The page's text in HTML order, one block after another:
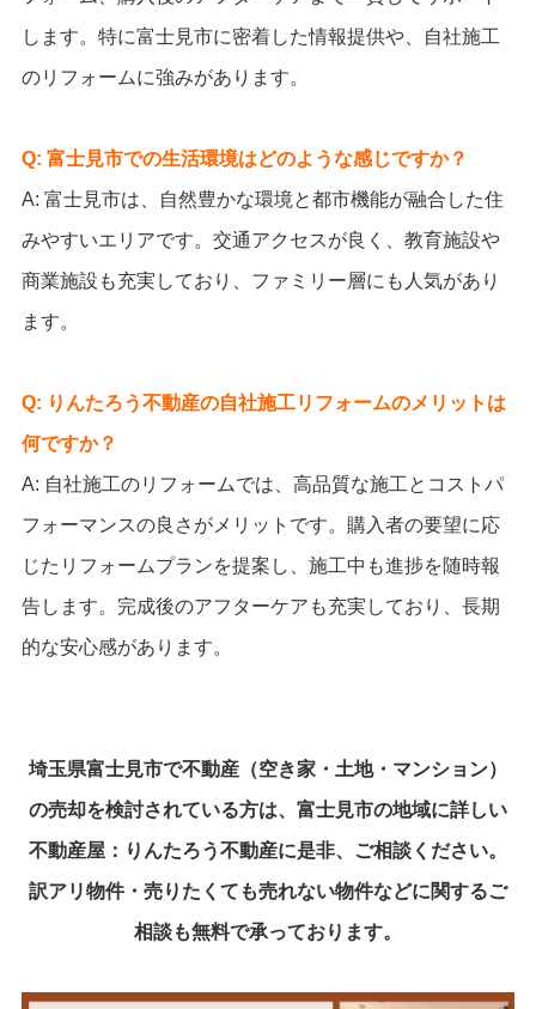
します。特に富士見市に密着した情報提供や、自社施工
のリフォームに強みがあります。
Q: 富士見市での生活環境はどのような感じですか？
A: 富士見市は、自然豊かな環境と都市機能が融合した住
みやすいエリアです。交通アクセスが良く、教育施設や
商業施設も充実しており、ファミリー層にも人気があり
ます。
Q: りんたろう不動産の自社施工リフォームのメリットは
何ですか？
A: 自社施工のリフォームでは、高品質な施工とコストパ
フォーマンスの良さがメリットです。購入者の要望に応
じたリフォームプランを提案し、施工中も進捗を随時報
告します。完成後のアフターケアも充実しており、長期
的な安心感があります。
埼玉県富士見市で不動産（空き家・土地・マンション）
の売却を検討されている方は、富士見市の地域に詳しい
不動産屋：りんたろう不動産に是非、ご相談ください。
訳アリ物件・売りたくても売れない物件などに関するご
相談も無料で承っております。